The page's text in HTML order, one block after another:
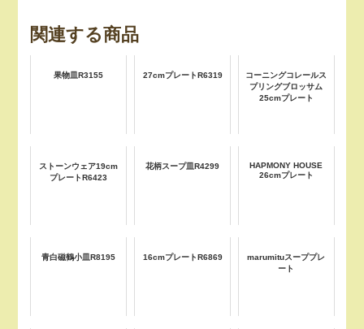
関連する商品
果物皿R3155 27cmプレートR6319
コーニングコレールス
プリングブロッサム
25cmプレート
ストーンウェア19cm
プレートR6423
花柄スープ皿R4299
HAPMONY HOUSE
26cmプレート
青白磁鶴小皿R8195 16cmプレートR6869
marumituスーププレ
ート